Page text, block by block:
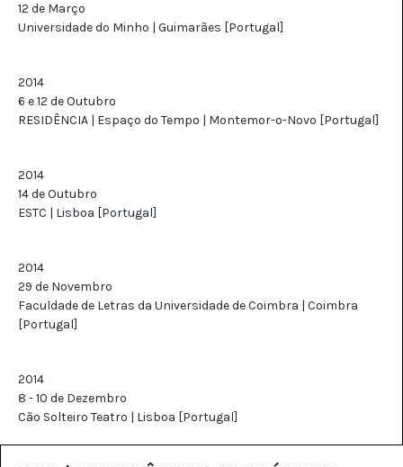
12 de Março
Universidade do Minho | Guimarães [Portugal]
2014
6 e 12 de Outubro
RESIDÊNCIA | Espaço do Tempo | Montemor-o-Novo [Portugal]
2014
14 de Outubro
ESTC | Lisboa [Portugal]
2014
29 de Novembro
Faculdade de Letras da Universidade de Coimbra | Coimbra
[Portugal]
2014
8 - 10 de Dezembro
Cão Solteiro Teatro | Lisboa [Portugal]